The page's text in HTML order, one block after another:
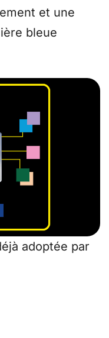
et une
bleue
adoptée par